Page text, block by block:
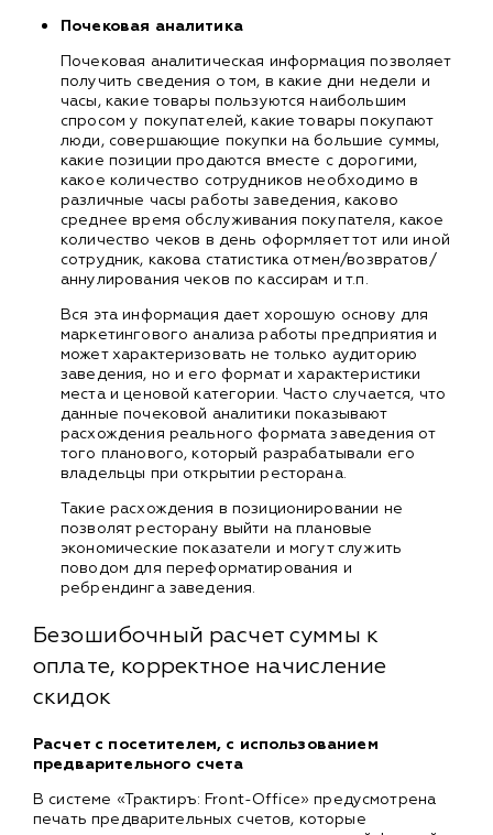
Почековая аналитика
Почековая аналитическая информация позволяет
получить сведения о том, в какие дни недели и
часы, какие товары пользуются наибольшим
спросом у покупателей, какие товары покупают
люди, совершающие покупки на большие суммы,
какие позиции продаются вместе с дорогими,
какое количество сотрудников необходимо в
различные часы работы заведения, каково
среднее время обслуживания покупателя, какое
количество чеков в день оформляет тот или иной
сотрудник, какова статистика отмен/возвратов/
аннулирования чеков по кассирам и т.п.
Вся эта информация дает хорошую основу для
маркетингового анализа работы предприятия и
может характеризовать не только аудиторию
заведения, но и его формат и характеристики
места и ценовой категории. Часто случается, что
данные почековой аналитики показывают
расхождения реального формата заведения от
того планового, который разрабатывали его
владельцы при открытии ресторана.
Такие расхождения в позиционировании не
позволят ресторану выйти на плановые
экономические показатели и могут служить
поводом для переформатирования и
ребрендинга заведения.
Безошибочный расчет суммы к
оплате, корректное начисление
скидок
Расчет с посетителем, с использованием
предварительного счета
В системе «Трактиръ: Front-Office» предусмотрена
печать предварительных счетов, которые